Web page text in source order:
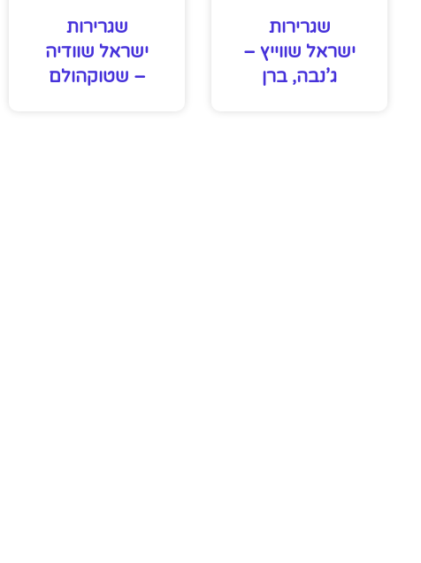
שגרירות
ישראל שווייץ –
ג’נבה, ברן
שגרירות
ישראל שוודיה
– שטוקהולם